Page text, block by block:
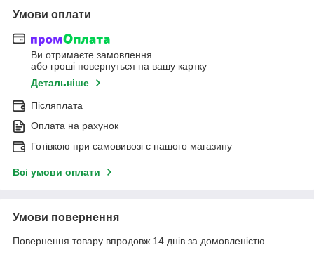
Умови оплати
Ви отримаєте замовлення
або гроші повернуться на вашу картку
Детальніше
Післяплата
Оплата на рахунок
Готівкою при самовивозі c нашого магазину
Всі умови оплати
Умови повернення
Повернення товару впродовж 14 днів за домовленістю